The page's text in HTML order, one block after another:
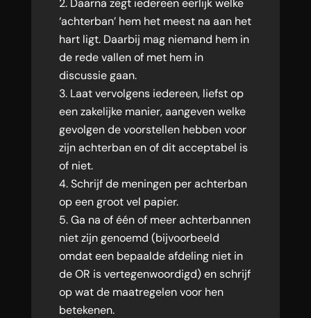
Daarna zegt iedereen eerlijk welke
‘achterban’ hem het meest na aan het
hart ligt. Daarbij mag niemand hem in
de rede vallen of met hem in
discussie gaan.
Laat vervolgens iedereen, liefst op
een zakelijke manier, aangeven welke
gevolgen de voorstellen hebben voor
zijn achterban en of dit acceptabel is
of niet.
Schrijf de meningen per achterban
op een groot vel papier.
Ga na of één of meer achterbannen
niet zijn genoemd (bijvoorbeeld
omdat een bepaalde afdeling niet in
de OR is vertegenwoordigd) en schrijf
op wat de maatregelen voor hen
betekenen.